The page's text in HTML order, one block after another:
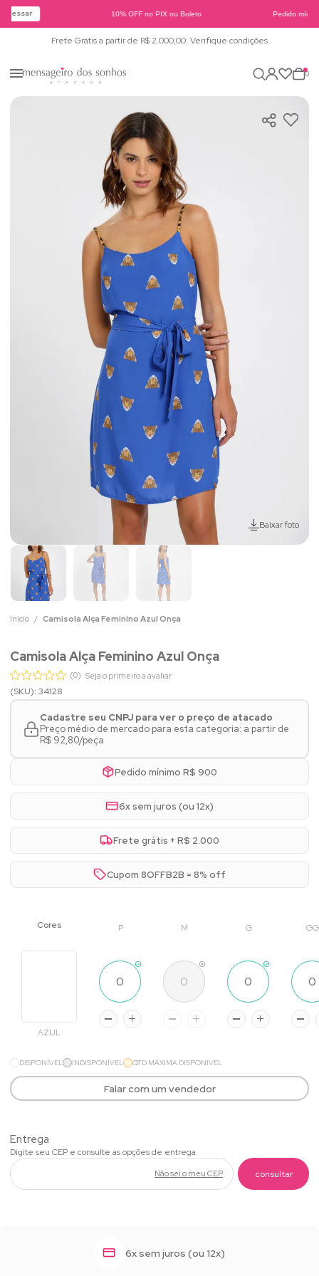
10% OFF no PIX ou Boleto Pedido
Frete Grátis a partir de R$ 2.000,00: Verifique condições
0
Baixar foto
Início Camisola Alça Feminino Azul Onça
Camisola Alça Feminino Azul Onça
(0) Seja o primeiro a avaliar
(SKU): 34128
Cadastre seu CNPJ para ver o preço de atacado
Preço médio de mercado para esta categoria: a partir de
R$ 92,80/peça
Pedido mínimo R$ 900
6x sem juros (ou 12x)
Frete grátis + R$ 2.000
Cupom 8OFFB2B = 8% off
P M G GG
AZUL
DISPONÍVEL INDISPONÍVEL QTD MÁXIMA DISPONÍVEL
Falar com um vendedor
Não sei o meu CEP
6x sem juros (ou 12x)